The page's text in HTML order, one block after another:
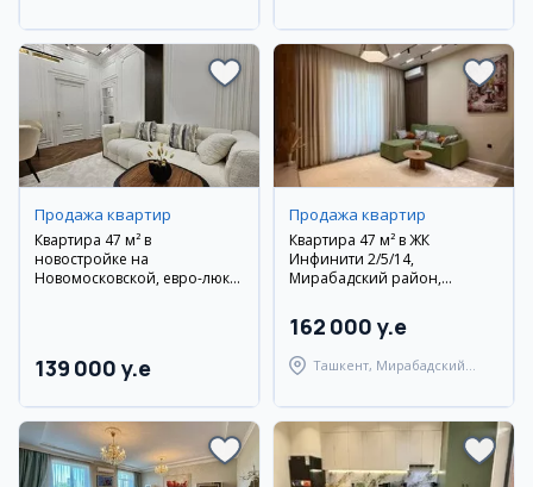
Продажа квартир
Квартира 47 м² в
новостройке на
Новомосковской, евро-люкс,
139 000 y.e
Продажа квартир
Квартира 47 м² в ЖК
Инфинити 2/5/14,
Мирабадский район,
мебель и техника
162 000 y.e
Ташкент, Мирабадский